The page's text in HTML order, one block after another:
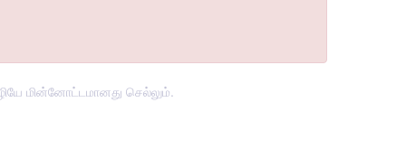
மின்னோட்டமானது செல்லும்.